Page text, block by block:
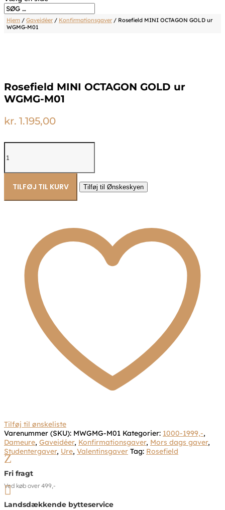
Hjem / Gaveidéer/ Konfirmationsgaver/ Rosefield MINI OCTAGON GOLD ur
WGMG-M01
Rosefield MINI OCTAGON GOLD ur
WGMG-M01
kr. 1.195,00
MINI
GOLD
WGMG-
M01
TILFØJ TIL KURV Tilføj til Ønskeskyen
Tilføj til ønskeliste
Varenummer (SKU): MWGMG-M01 Kategorier: 1000-1999,-,
Dameure, Gaveidéer, Konfirmationsgaver, Mors dags gaver,
Studentergaver, Ure, Valentinsgaver Tag: Rosefield
Z
Fri fragt
Ved køb over 499,-

Landsdækkende bytteservice